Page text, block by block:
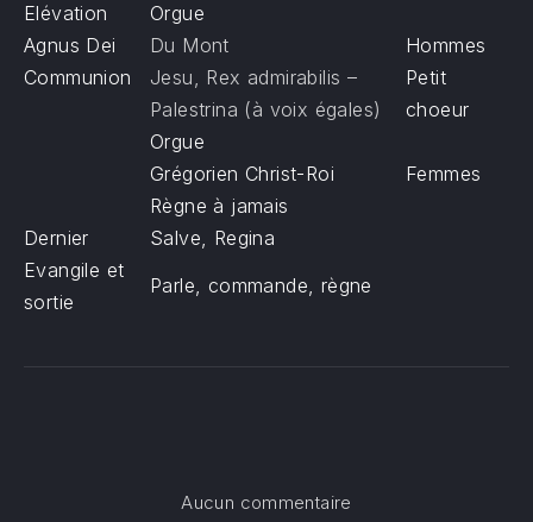
Elévation
Orgue
Agnus Dei
Du Mont
Hommes
Communion
Jesu, Rex admirabilis –
Palestrina (à voix égales)
Petit
choeur
Orgue
Grégorien Christ-Roi
Femmes
Règne à jamais
Dernier
Evangile et
sortie
Salve, Regina
Parle, commande, règne
Aucun commentaire